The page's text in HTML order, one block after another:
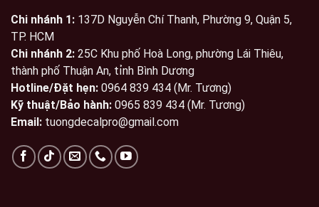
Chi nhánh 1: 137D Nguyễn Chí Thanh, Phường 9, Quận 5,
TP. HCM
Chi nhánh 2: 25C Khu phố Hoà Long, phường Lái Thiêu,
thành phố Thuận An, tỉnh Bình Dương
Hotline/Đặt hẹn: 0964 839 434 (Mr. Tương)
Kỹ thuật/Bảo hành: 0965 839 434 (Mr. Tương)
Email: tuongdecalpro@gmail.com